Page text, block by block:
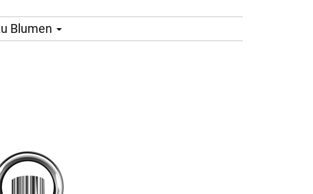
Blumen